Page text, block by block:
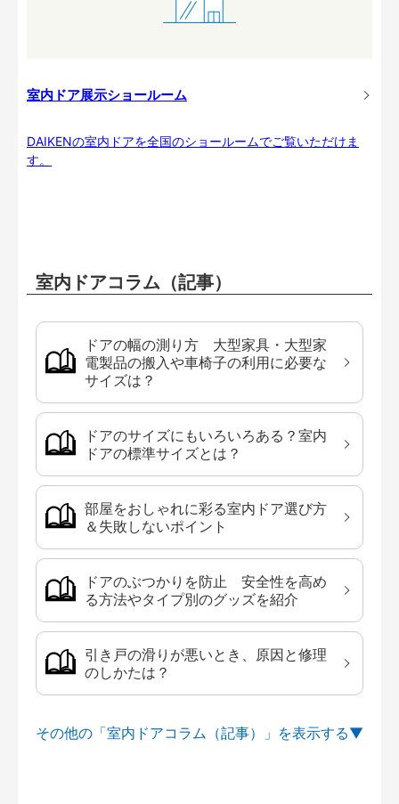
室内ドア展示ショールーム
DAIKENの室内ドアを全国のショールームでご覧いただけま
す。
室内ドアコラム（記事）
ドアの幅の測り方 大型家具・大型家
電製品の搬入や車椅子の利用に必要な
サイズは？
ドアのサイズにもいろいろある？室内
ドアの標準サイズとは？
部屋をおしゃれに彩る室内ドア選び方
＆失敗しないポイント
ドアのぶつかりを防止 安全性を高め
る方法やタイプ別のグッズを紹介
引き戸の滑りが悪いとき、原因と修理
のしかたは？
その他の「室内ドアコラム（記事）」を